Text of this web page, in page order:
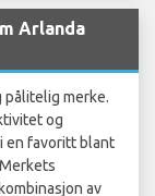
Arlanda
pålitelig merke.
og
en favoritt blant
av